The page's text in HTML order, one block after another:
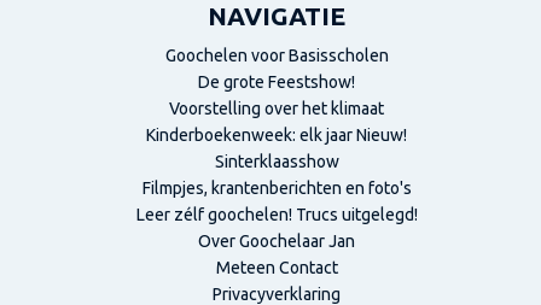
NAVIGATIE
Goochelen voor Basisscholen
De grote Feestshow!
Voorstelling over het klimaat
Kinderboekenweek: elk jaar Nieuw!
Sinterklaasshow
Filmpjes, krantenberichten en foto's
Leer zélf goochelen! Trucs uitgelegd!
Over Goochelaar Jan
Meteen Contact
Privacyverklaring